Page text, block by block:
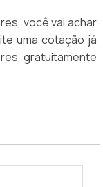
você vai achar
uma cotação já
gratuitamente